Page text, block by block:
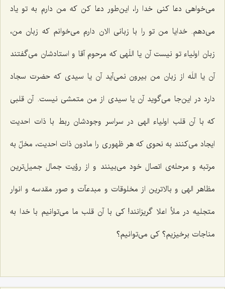
می‌خواهی دعا کنی خدا را، این‌طور دعا کن که من دارم به تو یاد
می‌دهم. خدایا من تو را با زبانی الان دارم می‌خوانم که زبان من،
زبان اولیاء تو نیست آن یا اللَهی که مرحوم آقا و استادشان می‌گفتند
آن یا اللَه از زبان من بیرون نمی‌آید آن یا سیدی که حضرت سجاد
دارد در این‌جا می‌گوید آن یا سیدی از من متمشی نیست. آن قلبی
که با آن قلب اولیاء الهی در سراسر وجودشان ربط با ذات احدیت
ایجاد می‌کنند به نحوی که هر ظهوری را مادون ذات احدیت، مخلّ به
مرتبه و مرحله‌ی اتصال خود می‌بینند و از رؤیت جمال جمیل‌ترین
مظاهر الهی و بالاترین از مخلوقات و مبدعآت و صور مقدسه و انوار
متجلیه در ملأ اعلا گریزانند! کی با آن قلب ما می‌توانیم با خدا به
مناجات برخیزیم؟ کی می‌توانیم؟